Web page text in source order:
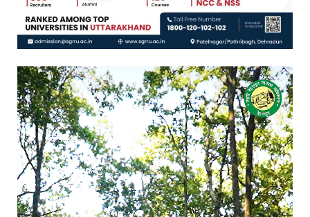
Video
Player